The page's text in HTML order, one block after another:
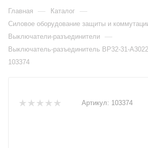
Главная — Каталог —
Силовое оборудование защиты и
Выключатели-разъединители —
Выключатель-разъединитель ВР32-31-
103374
Артикул: 103374